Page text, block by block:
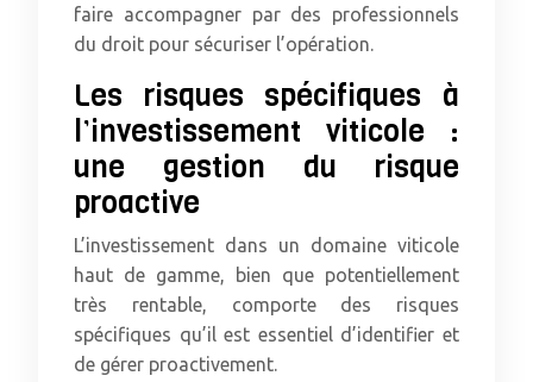
faire accompagner par des professionnels
du droit pour sécuriser l’opération.
Les risques spécifiques à
l’investissement viticole :
une gestion du risque
proactive
L’investissement dans un domaine viticole
haut de gamme, bien que potentiellement
très rentable, comporte des risques
spécifiques qu’il est essentiel d’identifier et
de gérer proactivement.